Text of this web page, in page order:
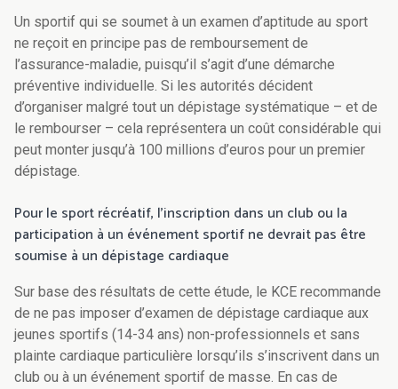
Un sportif qui se soumet à un examen d’aptitude au sport
ne reçoit en principe pas de remboursement de
l’assurance-maladie, puisqu’il s’agit d’une démarche
préventive individuelle. Si les autorités décident
d’organiser malgré tout un dépistage systématique – et de
le rembourser – cela représentera un coût considérable qui
peut monter jusqu’à 100 millions d’euros pour un premier
dépistage.
Pour le sport récréatif, l’inscription dans un club ou la
participation à un événement sportif ne devrait pas être
soumise à un dépistage cardiaque
Sur base des résultats de cette étude, le KCE recommande
de ne pas imposer d’examen de dépistage cardiaque aux
jeunes sportifs (14-34 ans) non-professionnels et sans
plainte cardiaque particulière lorsqu’ils s’inscrivent dans un
club ou à un événement sportif de masse. En cas de